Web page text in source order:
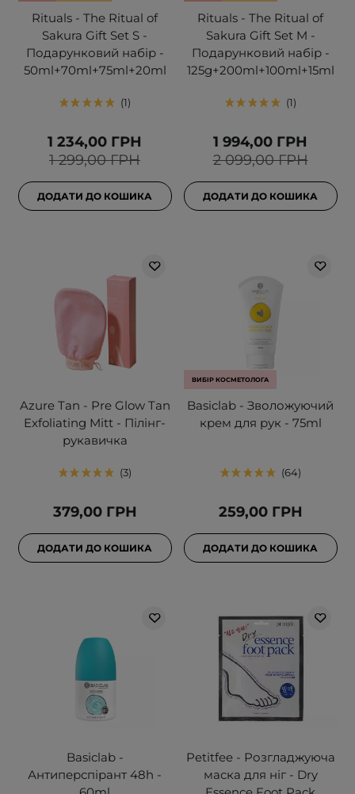
Rituals - The Ritual of
Sakura Gift Set S -
Подарунковий набір -
50ml+70ml+75ml+20ml
1
1 299,00 ГРН
1 234,00 ГРН
ДОДАТИ ДО КОШИКА
Rituals - The Ritual of
Sakura Gift Set M -
Подарунковий набір -
125g+200ml+100ml+15ml
1
2 099,00 ГРН
1 994,00 ГРН
ДОДАТИ ДО КОШИКА
Azure Tan - Pre Glow Tan
Exfoliating Mitt - Пілінг-
рукавичка
3
379,00 ГРН
ДОДАТИ ДО КОШИКА
ВИБІР КОСМЕТОЛОГА
Basiclab - Зволожуючий
крем для рук - 75ml
64
259,00 ГРН
ДОДАТИ ДО КОШИКА
Basiclab -
Антиперспірант 48h -
Petitfee - Розгладжуюча
маска для ніг - Dry